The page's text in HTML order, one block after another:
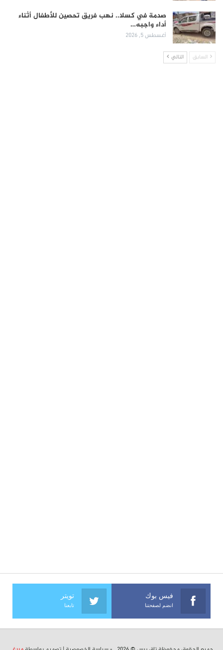
صدمة في كسلا.. نهب فريق تحصين للأطفال أثناء
أداء واجبه…
أغسطس 5, 2026
السابق التالي
فيس بوك
انضم لصفحتنا
تويتر
تابعنا